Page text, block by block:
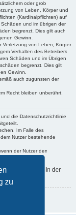
zu
oder grob
von Leben, Körper und
(Kardinalpflichten) auf
und im übrigen der
begrenzt. Dies gilt auch
Gewinn.
Verletzung von Leben, Körper
Verhalten des Betreibers
Schäden und im Übrigen
begrenzt. Dies gilt
Gewinn.
auch zugunsten der
Recht bleiben unberührt.
die Datenschutzrichtlinie
Im Falle des
Nutzer bestehende
der Nutzer den
Daten sind in der